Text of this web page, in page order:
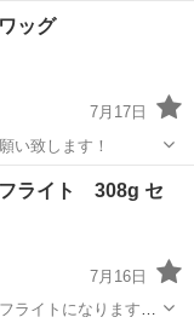
ッグ
7月17日
い致します！
物 スワッグ
ライト 308g セ
7月16日
ライトになります。